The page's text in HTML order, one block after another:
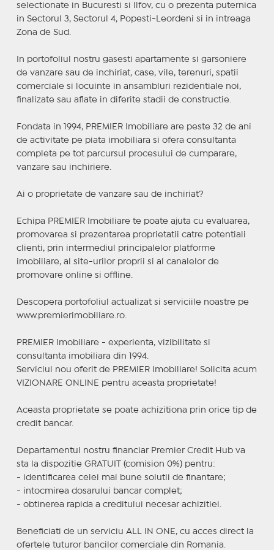
selectionate in Bucuresti si Ilfov, cu o prezenta puternica
in Sectorul 3, Sectorul 4, Popesti-Leordeni si in intreaga
Zona de Sud.
In portofoliul nostru gasesti apartamente si garsoniere
de vanzare sau de inchiriat, case, vile, terenuri, spatii
comerciale si locuinte in ansambluri rezidentiale noi,
finalizate sau aflate in diferite stadii de constructie.
Fondata in 1994, PREMIER Imobiliare are peste 32 de ani
de activitate pe piata imobiliara si ofera consultanta
completa pe tot parcursul procesului de cumparare,
vanzare sau inchiriere.
Ai o proprietate de vanzare sau de inchiriat?
Echipa PREMIER Imobiliare te poate ajuta cu evaluarea,
promovarea si prezentarea proprietatii catre potentiali
clienti, prin intermediul principalelor platforme
imobiliare, al site-urilor proprii si al canalelor de
promovare online si offline.
Descopera portofoliul actualizat si serviciile noastre pe
www.premierimobiliare.ro.
PREMIER Imobiliare - experienta, vizibilitate si
consultanta imobiliara din 1994.
Serviciul nou oferit de PREMIER Imobiliare! Solicita acum
VIZIONARE ONLINE pentru aceasta proprietate!
Aceasta proprietate se poate achizitiona prin orice tip de
credit bancar.
Departamentul nostru financiar Premier Credit Hub va
sta la dispozitie GRATUIT (comision 0%) pentru:
- identificarea celei mai bune solutii de finantare;
- intocmirea dosarului bancar complet;
- obtinerea rapida a creditului necesar achizitiei.
Beneficiati de un serviciu ALL IN ONE, cu acces direct la
ofertele tuturor bancilor comerciale din Romania.